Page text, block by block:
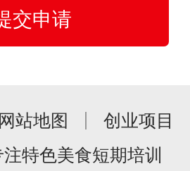
网站地图
创业项目
注特色美食短期培训